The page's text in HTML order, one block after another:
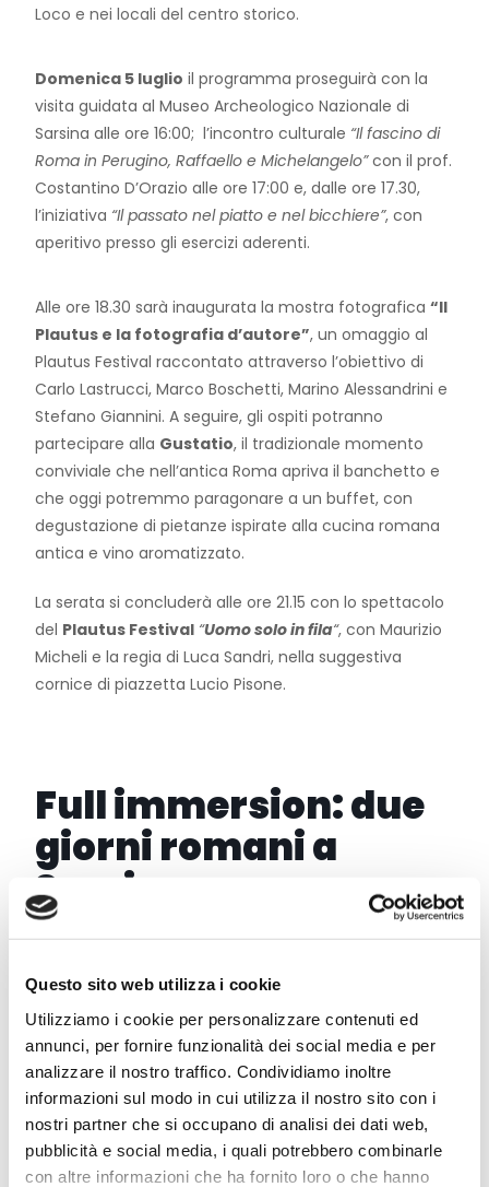
Questo sito web utilizza i cookie
Utilizziamo i cookie per personalizzare contenuti ed
annunci, per fornire funzionalità dei social media e per
analizzare il nostro traffico. Condividiamo inoltre
informazioni sul modo in cui utilizza il nostro sito con i
nostri partner che si occupano di analisi dei dati web,
pubblicità e social media, i quali potrebbero combinarle
con altre informazioni che ha fornito loro o che hanno
Loco e nei locali del centro storico.
Domenica 5 luglio il programma proseguirà con la
visita guidata al Museo Archeologico Nazionale di
Sarsina alle ore 16:00; l’incontro culturale “Il fascino di
Roma in Perugino, Raffaello e Michelangelo”con il prof.
Costantino D’Orazio alle ore 17:00 e, dalle ore 17.30,
l’iniziativa “Il passato nel piatto e nel bicchiere”, con
aperitivo presso gli esercizi aderenti.
Alle ore 18.30 sarà inaugurata la mostra fotografica“Il
Plautus e la fotografia d’autore”, un omaggio al
Plautus Festival raccontato attraverso l’obiettivo di
Carlo Lastrucci,Marco Boschetti,Marino Alessandrini e
Stefano Giannini. A seguire, gli ospiti potranno
partecipare alla Gustatio, il tradizionale momento
conviviale che nell’antica Roma apriva il banchetto e
che oggi potremmo paragonare a un buffet, con
degustazione di pietanze ispirate alla cucina romana
antica e vino aromatizzato.
La serata si concluderà alle ore 21.15 con lo spettacolo
del Plautus Festival “Uomo solo in fila“, con Maurizio
Micheli e la regia di Luca Sandri, nella suggestiva
cornice di piazzetta Lucio Pisone.
Full immersion: due
giorni romani a
Sarsina
È disponibile ancheuna vantaggiosa offertaper
pernottamento, terme romane e massaggi, cena.
DATA
04 - 05 Lug 2026
Terminato